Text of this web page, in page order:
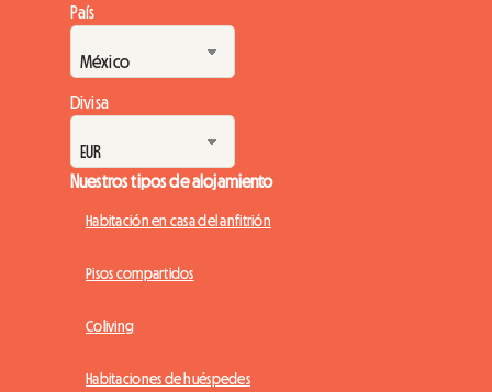
País
Divisa
Nuestros tipos de alojamiento
Habitación en casa del anfitrión
Pisos compartidos
Coliving
Habitaciones de huéspedes